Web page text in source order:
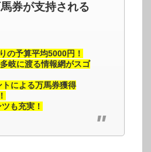
券が支持される
の予算平均5000円！
岐に渡る情報網がスゴ
による万馬券獲得
も充実！